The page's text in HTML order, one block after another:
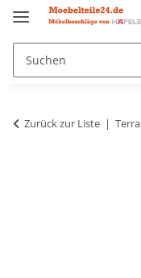
Zurück zur Liste